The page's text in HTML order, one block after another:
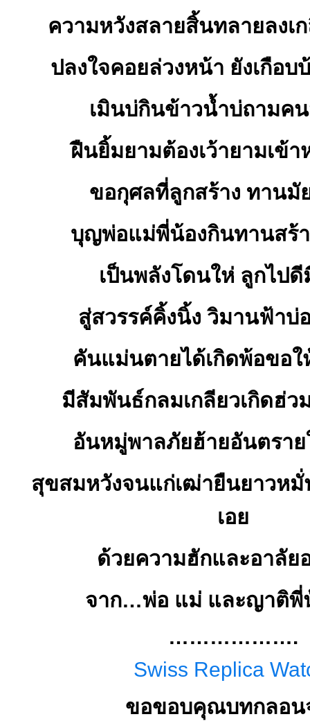
ความหวังสลายสิ้นทลายลงเ
ปลงใจคอยล่วงหน้า ยังเกือบ
เมินบ่กินข้าวน้ำบ่ถามค
ฝืนยิ้มยามต้องเว้ายามเข้
ขอกุศลที่ลูกสร้าง ทานมั
บุญพ่อแม่พี่น้องกินทานสร้
เป็นพลังโดนให่ ลูกไป
สู่สวรรค์คิ้งนิ้ง วิมานฟ้าบ่
คันแม่นตายได้เกิดพ้อขอ
มีสัมพันธ์กลมเกลียวเกิดฮ่
อันหมู่พาลภัยฮ้ายอันตรา
สุขสมหวังจนแก่เฒ่ายืนยาวหมั่
เอย
ด้วยความฮักและอาลัย
จาก…พ่อ แม่ และญาติพี่
……………….
Swiss Replica
ขอขอบคุณบทกลอน